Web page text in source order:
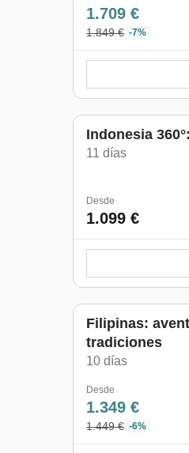
1.709 €
1.849 € -7%
Indonesia
11 días
Desde
1.099 €
Filipinas:
tradiciones
10 días
Desde
1.349 €
1.449 € -6%